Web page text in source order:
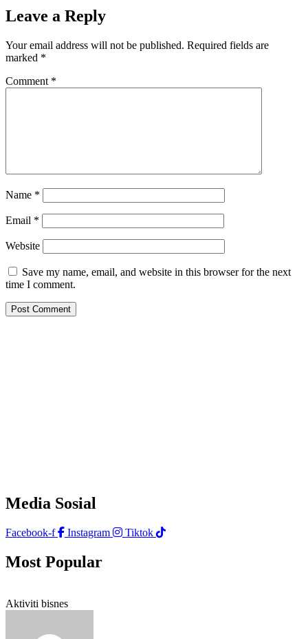
Leave a Reply
Your email address will not be published. Required fields are
marked *
Comment *
Name *
Email *
Website
Save my name, email, and website in this browser for the next
time I comment.
Media Sosial
Facebook-f Instagram Tiktok
Most Popular
Aktiviti bisnes